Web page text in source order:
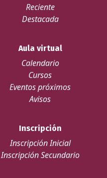
Reciente
Destacada
Aula virtual
Calendario
Cursos
Eventos próximos
Avisos
Inscripción
Inscripción Inicial
Inscripción Secundario